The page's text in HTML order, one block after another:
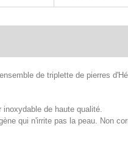
de triplette de pierres
de haute qualité.
qui n'irrite pas la peau. Non